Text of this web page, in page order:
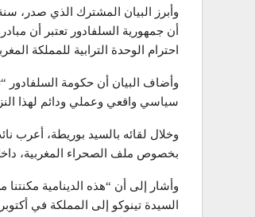
أن جمهورية السلفادور تعتبر أن
احترام الوحدة الترابية للمملكة
وأضاف البيان أن حكومة السلفادور
سياسي واقعي وعملي ودائم لهذا
وخلال لقائه بالسيد بوريطة، أعرب
بخصوص ملف الصحراء المغربية،
وأشار إلى أن “هذه الدينامية مكنتنا
السيدة تينوكو إلى المملكة في